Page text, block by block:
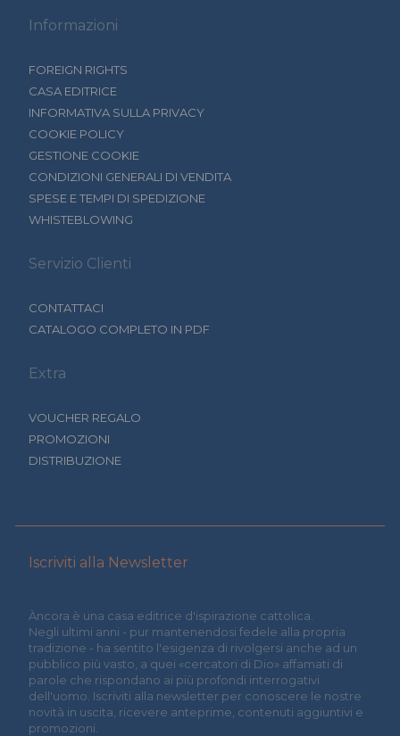
Informazioni
FOREIGN RIGHTS
CASA EDITRICE
INFORMATIVA SULLA PRIVACY
COOKIE POLICY
GESTIONE COOKIE
CONDIZIONI GENERALI DI VENDITA
SPESE E TEMPI DI SPEDIZIONE
WHISTEBLOWING
Servizio Clienti
CONTATTACI
CATALOGO COMPLETO IN PDF
Extra
VOUCHER REGALO
PROMOZIONI
DISTRIBUZIONE
Iscriviti alla Newsletter
Àncora è una casa editrice d'ispirazione cattolica.
Negli ultimi anni - pur mantenendosi fedele alla propria
tradizione - ha sentito l'esigenza di rivolgersi anche ad un
pubblico più vasto, a quei «cercatori di Dio» affamati di
parole che rispondano ai più profondi interrogativi
dell'uomo. Iscriviti alla newsletter per conoscere le nostre
novità in uscita, ricevere anteprime, contenuti aggiuntivi e
promozioni.